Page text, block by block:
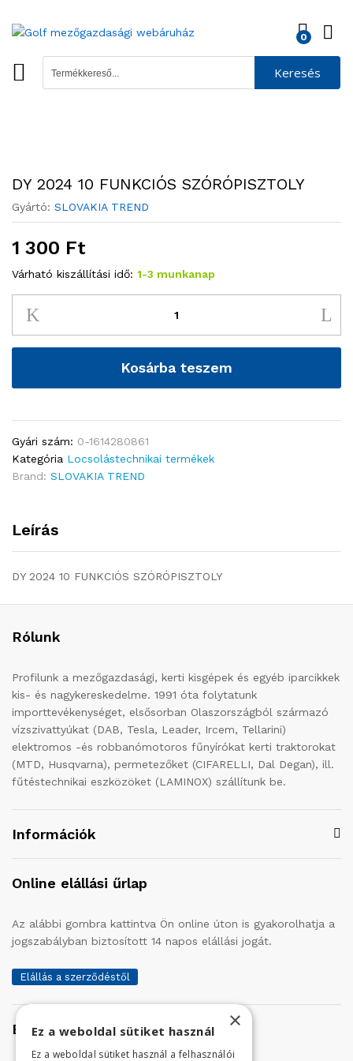
0
Keresés
DY 2024 10 FUNKCIÓS SZÓRÓPISZTOLY
Gyártó: SLOVAKIA TREND
1 300 Ft
Várható kiszállítási idő: 1-3 munkanap
Kosárba teszem
Gyári szám: 0-1614280861
Kategória Locsolástechnikai termékek
Brand: SLOVAKIA TREND
Leírás
DY 2024 10 FUNKCIÓS SZÓRÓPISZTOLY
Rólunk
Profilunk a mezőgazdasági, kerti kisgépek és egyéb iparcikkek
kis- és nagykereskedelme. 1991 óta folytatunk
importtevékenységet, elsősorban Olaszországból származó
vízszivattyúkat (DAB, Tesla, Leader, Ircem, Tellarini)
elektromos -és robbanómotoros fűnyírókat kerti traktorokat
(MTD, Husqvarna), permetezőket (CIFARELLI, Dal Degan), ill.
fűtéstechnikai eszközöket (LAMINOX) szállítunk be.
Információk
Online elállási űrlap
Az alábbi gombra kattintva Ön online úton is gyakorolhatja a
jogszabályban biztosított 14 napos elállási jogát.
Elállás a szerződéstől
Elérhetőség ×
Ez a weboldal sütiket használ
Ez a weboldal sütiket használ a felhasználói